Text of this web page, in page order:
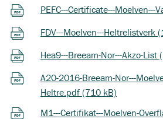
PEFC---Certificate---
FDV---Moelven---Heltrelistverk
Hea9---Breeam-Nor---Akzo-List
A20-2016-Breeam-Nor---
Heltre.pdf (710 kB)
M1---Certifikat---Moelven-